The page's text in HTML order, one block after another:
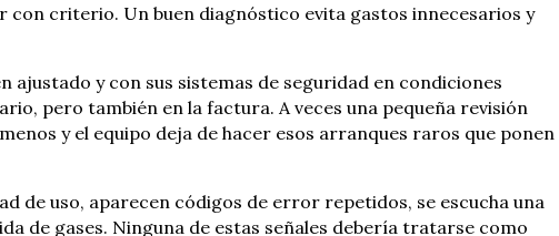
criterio. Un buen diagnóstico evita gastos innecesarios y
y con sus sistemas de seguridad en condiciones
pero también en la factura. A veces una pequeña revisión
y el equipo deja de hacer esos arranques raros que ponen
de uso, aparecen códigos de error repetidos, se escucha una
de gases. Ninguna de estas señales debería tratarse como